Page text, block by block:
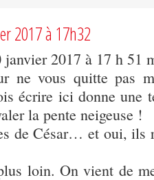
2017 à 17h32
janvier 2017 à 17 h 51
ne vous quitte pas
écrire ici donne une
la pente neigeuse !
de César… et oui, ils
loin. On vient de